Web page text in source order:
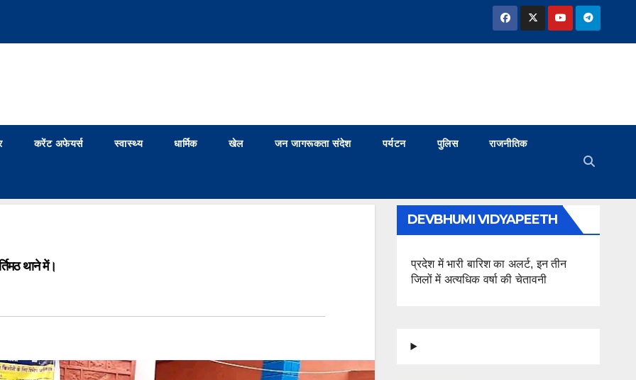
करेंट अफेयर्स स्वास्थ्य धार्मिक खेल जन जागरूकता संदेश पर्यटन पुलिस राजनीतिक
थाने में।
DEVBHUMI VIDYAPEETH
प्रदेश में भारी बारिश का अलर्ट, इन तीन
जिलों में अत्यधिक वर्षा की चेतावनी